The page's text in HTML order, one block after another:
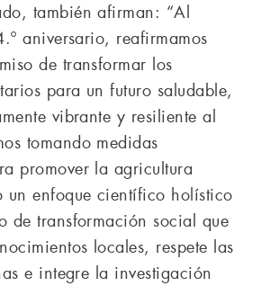
también afirman: “Al
aniversario, reafirmamos
de transformar los
para un futuro saludable,
vibrante y resiliente al
tomando medidas
promover la agricultura
un enfoque científico holístico
de transformación social que
locales, respete las
e integre la investigación